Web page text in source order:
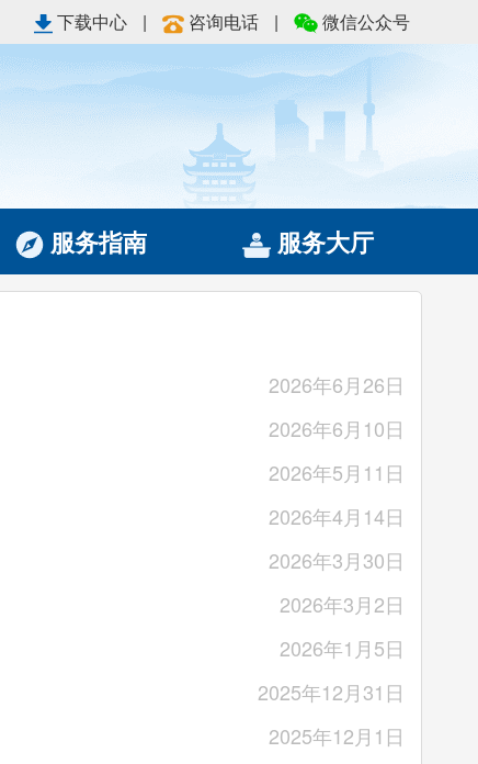
下载中心 | 咨询电话 | 微信公众号
服务指南 服务大厅
2026年6月26日
2026年6月10日
2026年5月11日
2026年4月14日
2026年3月30日
2026年3月2日
2026年1月5日
2025年12月31日
2025年12月1日